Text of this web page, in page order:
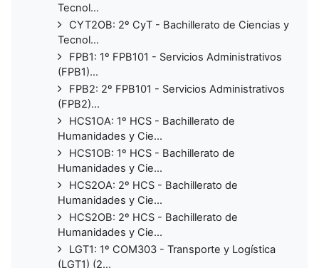
Tecnol...
CYT2OB: 2º CyT - Bachillerato de Ciencias y
Tecnol...
FPB1: 1º FPB101 - Servicios Administrativos
(FPB1)...
FPB2: 2º FPB101 - Servicios Administrativos
(FPB2)...
HCS1OA: 1º HCS - Bachillerato de
Humanidades y Cie...
HCS1OB: 1º HCS - Bachillerato de
Humanidades y Cie...
HCS2OA: 2º HCS - Bachillerato de
Humanidades y Cie...
HCS2OB: 2º HCS - Bachillerato de
Humanidades y Cie...
LGT1: 1º COM303 - Transporte y Logística
(LGT1) (2...